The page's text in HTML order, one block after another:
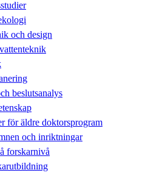
och design
beslutsanalys
för äldre doktorsprogram
och inriktningar
forskarnivå